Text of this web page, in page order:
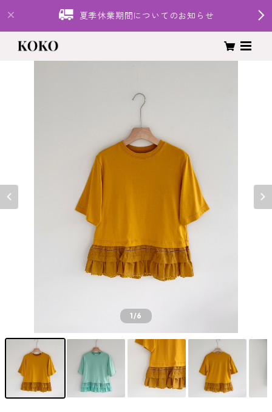
夏季休業期間についてのお知らせ
1/6